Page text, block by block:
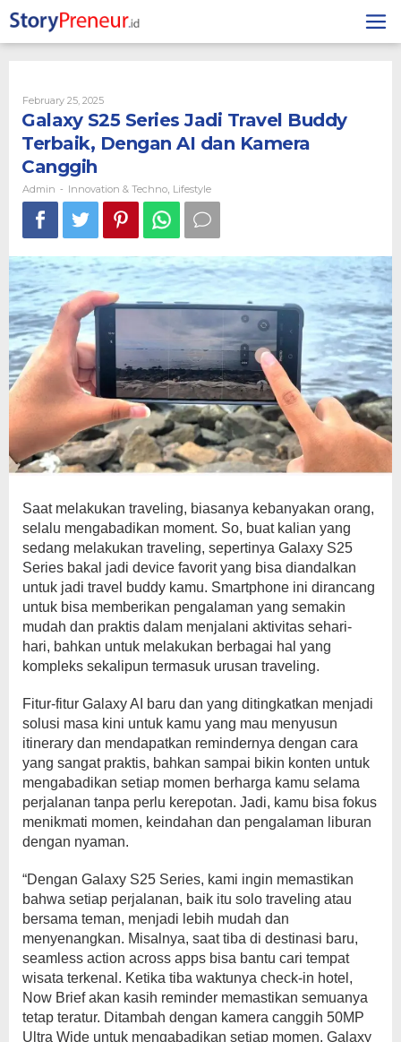
to
content
February 25, 2025By
Admin
Galaxy S25 Series Jadi Travel Buddy
Terbaik, Dengan AI dan Kamera
Canggih
Admin - Innovation & Techno Lifestyle
Saat melakukan traveling, biasanya kebanyakan orang,
selalu mengabadikan moment. So, buat kalian yang
sedang melakukan traveling, sepertinya Galaxy S25
Series bakal jadi device favorit yang bisa diandalkan
untuk jadi travel buddy kamu. Smartphone ini dirancang
untuk bisa memberikan pengalaman yang semakin
mudah dan praktis dalam menjalani aktivitas sehari-
hari, bahkan untuk melakukan berbagai hal yang
kompleks sekalipun termasuk urusan traveling.
Fitur-fitur Galaxy AI baru dan yang ditingkatkan menjadi
solusi masa kini untuk kamu yang mau menyusun
itinerary dan mendapatkan remindernya dengan cara
yang sangat praktis, bahkan sampai bikin konten untuk
mengabadikan setiap momen berharga kamu selama
perjalanan tanpa perlu kerepotan. Jadi, kamu bisa fokus
menikmati momen, keindahan dan pengalaman liburan
dengan nyaman.
“Dengan Galaxy S25 Series, kami ingin memastikan
bahwa setiap perjalanan, baik itu solo traveling atau
bersama teman, menjadi lebih mudah dan
menyenangkan. Misalnya, saat tiba di destinasi baru,
seamless action across apps bisa bantu cari tempat
wisata terkenal. Ketika tiba waktunya check-in hotel,
Now Brief akan kasih reminder memastikan semuanya
tetap teratur. Ditambah dengan kamera canggih 50MP
Ultra Wide untuk mengabadikan setiap momen, Galaxy